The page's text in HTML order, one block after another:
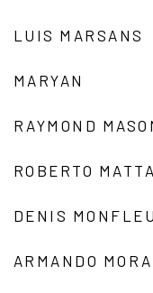
LUIS MARSANS
MARYAN
RAYMOND
ROBERTO MATTA
DENIS
ARMANDO